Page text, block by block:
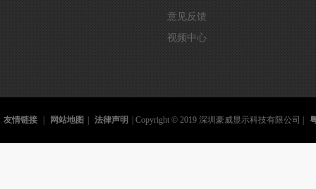
意见反馈
视频中心
友情链接 网站地图 法律声明 | Copyright © 2019 深圳豪威显示科技有限公司 |